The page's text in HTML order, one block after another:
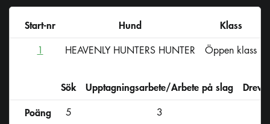
Start-nr Hund
Klass
1
HEAVENLY HUNTERS HUNTER Öppen klass
Sök Upptagningsarbete/Arbete på slag
Poäng
5 3